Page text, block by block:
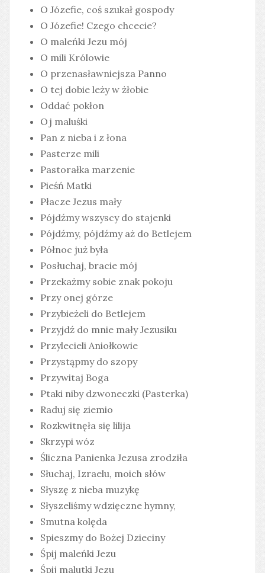
O Józefie, coś szukał gospody
O Józefie! Czego chcecie?
O maleńki Jezu mój
O mili Królowie
O przenasławniejsza Panno
O tej dobie leży w żłobie
Oddać pokłon
Oj maluśki
Pan z nieba i z łona
Pasterze mili
Pastorałka marzenie
Pieśń Matki
Płacze Jezus mały
Pójdźmy wszyscy do stajenki
Pójdźmy, pójdźmy aż do Betlejem
Północ już była
Posłuchaj, bracie mój
Przekażmy sobie znak pokoju
Przy onej górze
Przybieżeli do Betlejem
Przyjdź do mnie mały Jezusiku
Przylecieli Aniołkowie
Przystąpmy do szopy
Przywitaj Boga
Ptaki niby dzwoneczki (Pasterka)
Raduj się ziemio
Rozkwitnęła się lilija
Skrzypi wóz
Śliczna Panienka Jezusa zrodziła
Słuchaj, Izraelu, moich słów
Słyszę z nieba muzykę
Słyszeliśmy wdzięczne hymny,
Smutna kolęda
Spieszmy do Bożej Dzieciny
Śpij maleńki Jezu
Śpij malutki Jezu